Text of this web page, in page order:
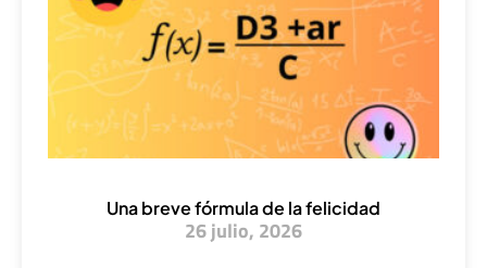
Una breve fórmula de la felicidad
26 julio, 2026